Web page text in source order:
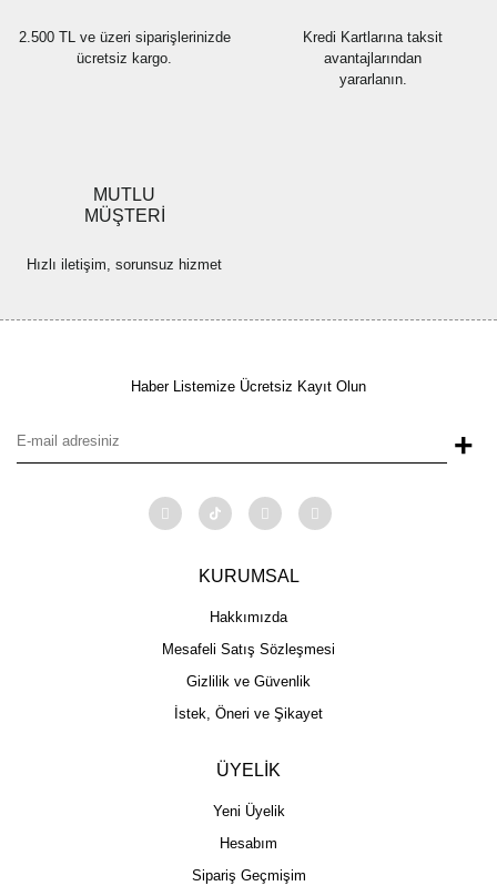
2.500 TL ve üzeri siparişlerinizde
ücretsiz kargo.
Kredi Kartlarına taksit
avantajlarından
yararlanın.
MUTLU
MÜŞTERİ
Hızlı iletişim, sorunsuz hizmet
Haber Listemize Ücretsiz Kayıt Olun
+
KURUMSAL
Hakkımızda
Mesafeli Satış Sözleşmesi
Gizlilik ve Güvenlik
İstek, Öneri ve Şikayet
ÜYELİK
Yeni Üyelik
Hesabım
Sipariş Geçmişim